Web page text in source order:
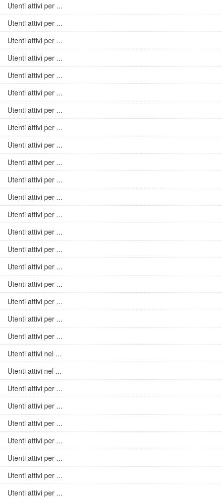
Utenti attivi per ...
Utenti attivi per ...
Utenti attivi per ...
Utenti attivi per ...
Utenti attivi per ...
Utenti attivi per ...
Utenti attivi per ...
Utenti attivi per ...
Utenti attivi per ...
Utenti attivi per ...
Utenti attivi per ...
Utenti attivi per ...
Utenti attivi per ...
Utenti attivi per ...
Utenti attivi per ...
Utenti attivi per ...
Utenti attivi per ...
Utenti attivi per ...
Utenti attivi per ...
Utenti attivi per ...
Utenti attivi nel ...
Utenti attivi nel ...
Utenti attivi per ...
Utenti attivi per ...
Utenti attivi per ...
Utenti attivi per ...
Utenti attivi per ...
Utenti attivi per ...
Utenti attivi per ...